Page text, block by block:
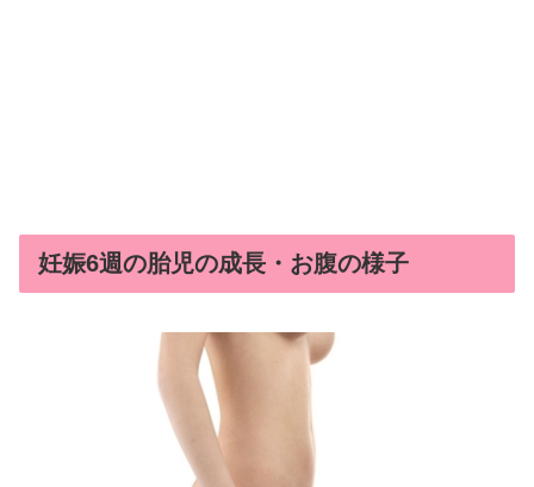
妊娠6週の胎児の成長・お腹の様子